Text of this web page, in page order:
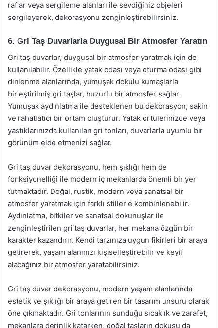
raflar veya sergileme alanları ile sevdiğiniz objeleri
sergileyerek, dekorasyonu zenginleştirebilirsiniz.
6. Gri Taş Duvarlarla Duygusal Bir Atmosfer Yaratın
Gri taş duvarlar, duygusal bir atmosfer yaratmak için de
kullanılabilir. Özellikle yatak odası veya oturma odası gibi
dinlenme alanlarında, yumuşak dokulu kumaşlarla
birleştirilmiş gri taşlar, huzurlu bir atmosfer sağlar.
Yumuşak aydınlatma ile desteklenen bu dekorasyon, sakin
ve rahatlatıcı bir ortam oluşturur. Yatak örtülerinizde veya
yastıklarınızda kullanılan gri tonları, duvarlarla uyumlu bir
görünüm elde etmenizi sağlar.
Gri taş duvar dekorasyonu, hem şıklığı hem de
fonksiyonelliği ile modern iç mekanlarda önemli bir yer
tutmaktadır. Doğal, rustik, modern veya sanatsal bir
atmosfer yaratmak için farklı stillerle kombinlenebilir.
Aydınlatma, bitkiler ve sanatsal dokunuşlar ile
zenginleştirilen gri taş duvarlar, her mekana özgün bir
karakter kazandırır. Kendi tarzınıza uygun fikirleri bir araya
getirerek, yaşam alanınızı kişiselleştirebilir ve keyif
alacağınız bir atmosfer yaratabilirsiniz.
Gri taş duvar dekorasyonu, modern yaşam alanlarında
estetik ve şıklığı bir araya getiren bir tasarım unsuru olarak
öne çıkmaktadır. Gri tonlarının sunduğu sıcaklık ve zarafet,
mekanlara derinlik katarken, doğal taşların dokusu da